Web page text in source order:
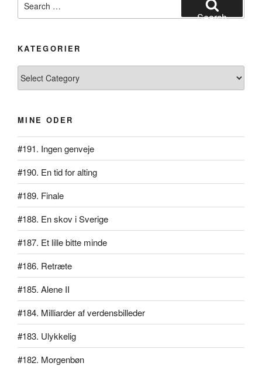
for:
Search
KATEGORIER
MINE ODER
#191. Ingen genveje
#190. En tid for alting
#189. Finale
#188. En skov i Sverige
#187. Et lille bitte minde
#186. Retræte
#185. Alene II
#184. Milliarder af verdensbilleder
#183. Ulykkelig
#182. Morgenbøn